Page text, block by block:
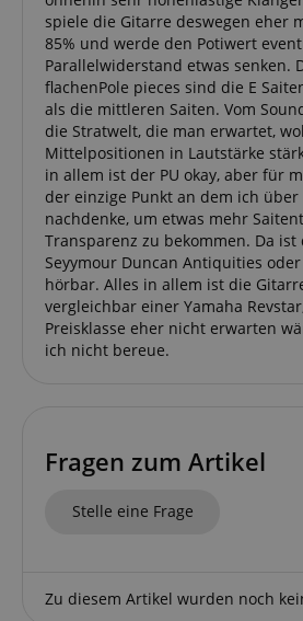
spiele die Gitarre deswegen eher
85% und werde den Potiwert
Parallelwiderstand etwas senken.
flachenPole pieces sind die E
als die mittleren Saiten. Vom
die Stratwelt, die man erwartet,
Mittelpositionen in Lautstärke
in allem ist der PU okay, aber für
der einzige Punkt an dem ich über
nachdenke, um etwas mehr
Transparenz zu bekommen. Da
Seyymour Duncan Antiquities
hörbar. Alles in allem ist die
vergleichbar einer Yamaha
Preisklasse eher nicht erwarten
ich nicht bereue.
Fragen zum Artikel
Stelle eine Frage
Zu diesem Artikel wurden noch